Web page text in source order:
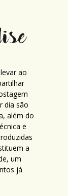
ao
dia são
além do
e
a
um
já